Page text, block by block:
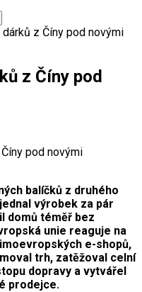
z Číny pod novými
z Číny pod
balíčků z druhého
výrobek za pár
domů téměř bez
unie reaguje na
e-shopů,
trh, zatěžoval celní
dopravy a vytvářel
prodejce.